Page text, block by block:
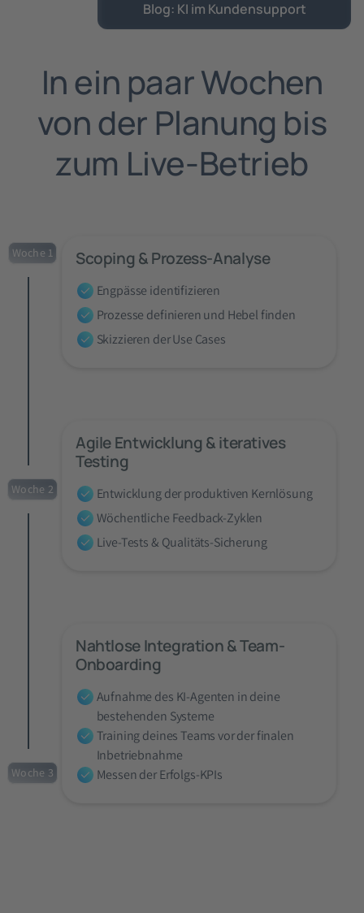
Blog: KI im Kundensupport
In ein paar Wochen
von der Planung bis
zum Live-Betrieb
Woche 1 Scoping & Prozess-Analyse
Engpässe identifizieren
Prozesse definieren und Hebel finden
Skizzieren der Use Cases
Woche 2
Agile Entwicklung & iteratives
Testing
Entwicklung der produktiven Kernlösung
Wöchentliche Feedback-Zyklen
Live-Tests & Qualitäts-Sicherung
Woche 3
Nahtlose Integration & Team-
Onboarding
Aufnahme des KI-Agenten in deine
bestehenden Systeme
Training deines Teams vor der finalen
Inbetriebnahme
Messen der Erfolgs-KPIs